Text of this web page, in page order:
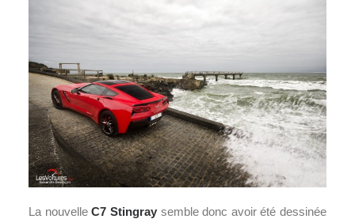
La nouvelleC7 Stingraysemble donc avoir été dessinée